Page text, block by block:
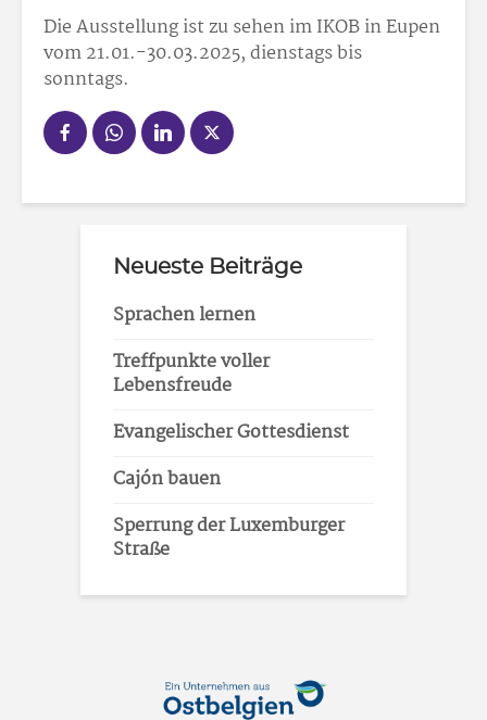
Die Ausstellung ist zu sehen im IKOB in Eupen
vom 21.01.-30.03.2025, dienstags bis
sonntags.
Neueste Beiträge
Sprachen lernen
Treffpunkte voller
Lebensfreude
Evangelischer Gottesdienst
Cajón bauen
Sperrung der Luxemburger
Straße